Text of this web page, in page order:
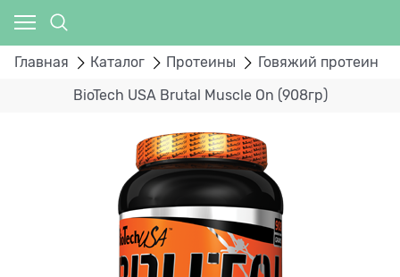
Главная Каталог Протеины Говяжий протеин
BioTech USA Brutal Muscle On (908гр)